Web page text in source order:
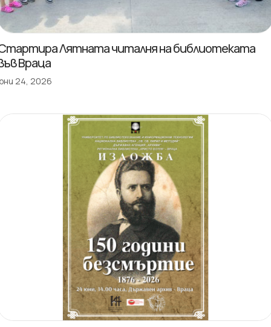
Лятната читалня на библиотеката
Враца
24, 2026